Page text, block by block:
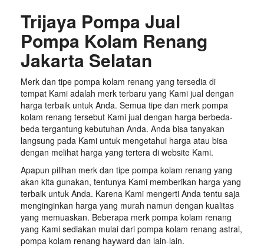
Trijaya Pompa Jual
Pompa Kolam Renang
Jakarta Selatan
Merk dan tipe pompa kolam renang yang tersedia di
tempat Kami adalah merk terbaru yang Kami jual dengan
harga terbaik untuk Anda. Semua tipe dan merk pompa
kolam renang tersebut Kami jual dengan harga berbeda-
beda tergantung kebutuhan Anda. Anda bisa tanyakan
langsung pada Kami untuk mengetahui harga atau bisa
dengan melihat harga yang tertera di website Kami.
Apapun pilihan merk dan tipe pompa kolam renang yang
akan kita gunakan, tentunya Kami memberikan harga yang
terbaik untuk Anda. Karena Kami mengerti Anda tentu saja
menginginkan harga yang murah namun dengan kualitas
yang memuaskan. Beberapa merk pompa kolam renang
yang Kami sediakan mulai dari pompa kolam renang astral,
pompa kolam renang hayward dan lain-lain.